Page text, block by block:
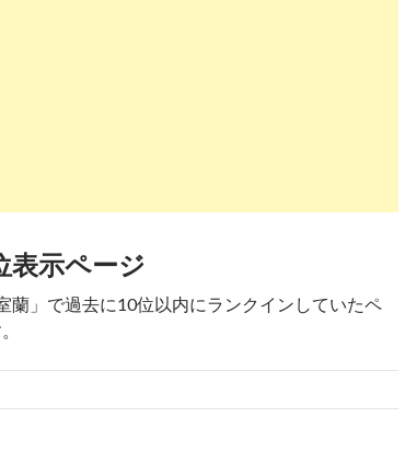
senka.jp/hokkaido/muroranshi/
報告
道)の看護師求人【ナース専科求人ナビ】
6 5→5→5→5 8→8
ex.jp
市】の看護師転職・求人・募集 | 看護師求人EX
- 9
表示ページ
蘭」で過去に10位以内にランクインしていたペ